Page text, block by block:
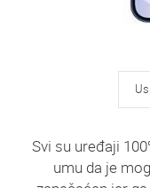
Svi su uređaji
umu da je